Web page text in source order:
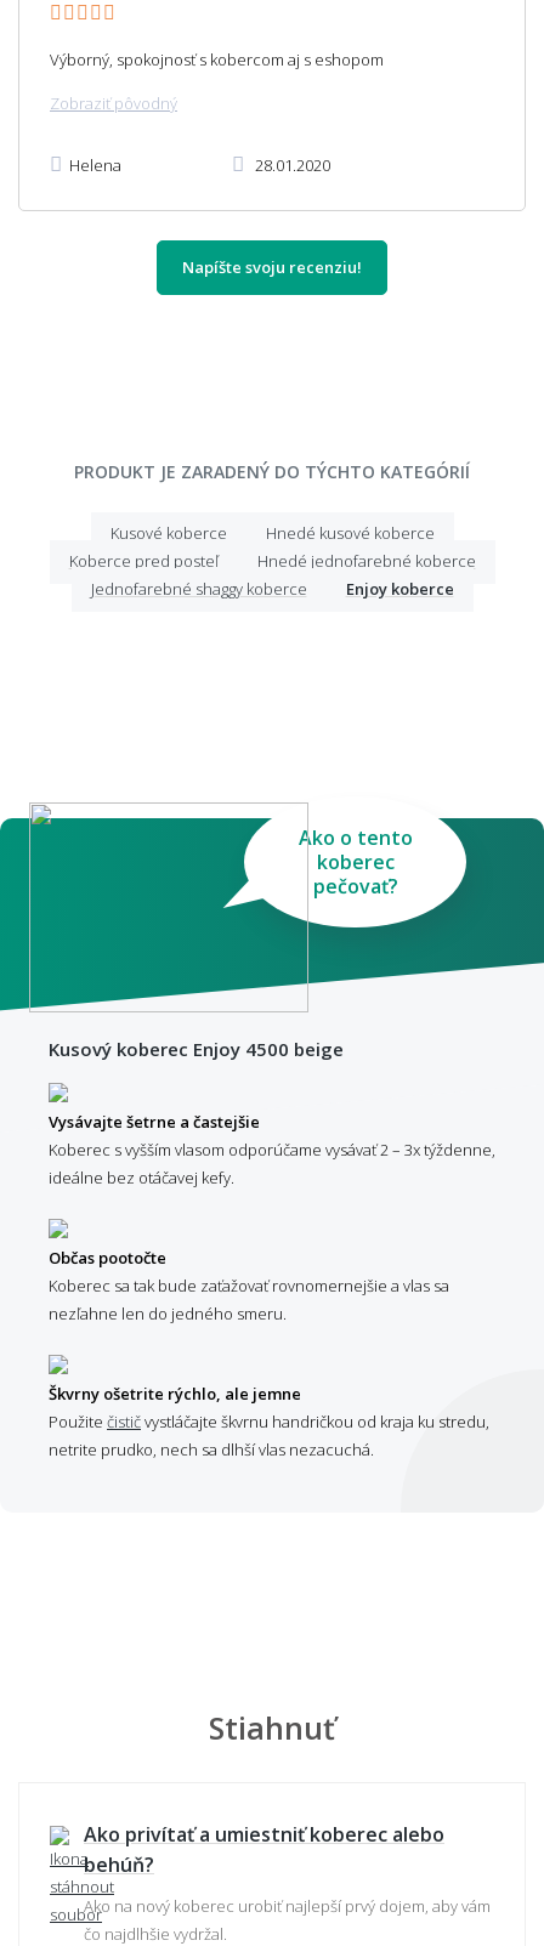
Výborný, spokojnosť s kobercom aj s eshopom
Zobraziť pôvodný
Helena 28.01.2020
Napíšte svoju recenziu!
PRODUKT JE ZARADENÝ DO TÝCHTO KATEGÓRIÍ
Kusové koberce
Hnedé kusové koberce
Koberce pred posteľ
Hnedé jednofarebné koberce
Jednofarebné shaggy koberce
Enjoy koberce
Ako o tento
koberec
pečovať?
Kusový koberec Enjoy 4500 beige
Vysávajte šetrne a častejšie
Koberec s vyšším vlasom odporúčame vysávať 2 – 3x týždenne,
ideálne bez otáčavej kefy.
Občas pootočte
Koberec sa tak bude zaťažovať rovnomernejšie a vlas sa
nezľahne len do jedného smeru.
Škvrny ošetrite rýchlo, ale jemne
Použite čističvystláčajte škvrnu handričkou od kraja ku stredu,
netrite prudko, nech sa dlhší vlas nezacuchá.
Stiahnuť
Ako privítať a umiestniť koberec alebo
behúň?
Ako na nový koberec urobiť najlepší prvý dojem, aby vám
čo najdlhšie vydržal.